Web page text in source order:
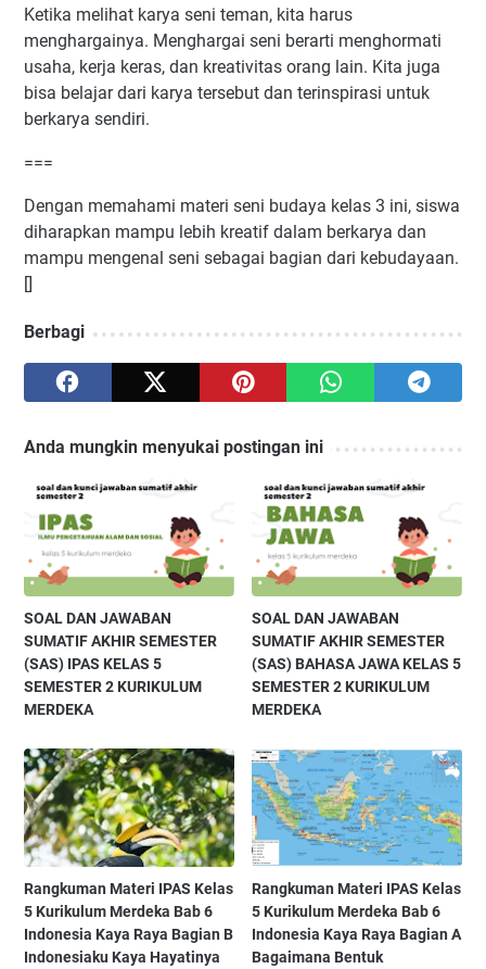
Ketika melihat karya seni teman, kita harus
menghargainya. Menghargai seni berarti menghormati
usaha, kerja keras, dan kreativitas orang lain. Kita juga
bisa belajar dari karya tersebut dan terinspirasi untuk
berkarya sendiri.
===
Dengan memahami materi seni budaya kelas 3 ini, siswa
diharapkan mampu lebih kreatif dalam berkarya dan
mampu mengenal seni sebagai bagian dari kebudayaan.
[]
Berbagi
Anda mungkin menyukai postingan ini
SOAL DAN JAWABAN
SUMATIF AKHIR SEMESTER
(SAS) IPAS KELAS 5
SEMESTER 2 KURIKULUM
MERDEKA
SOAL DAN JAWABAN
SUMATIF AKHIR SEMESTER
(SAS) BAHASA JAWA KELAS 5
SEMESTER 2 KURIKULUM
MERDEKA
Rangkuman Materi IPAS Kelas
5 Kurikulum Merdeka Bab 6
Indonesia Kaya Raya Bagian B
Indonesiaku Kaya Hayatinya
Rangkuman Materi IPAS Kelas
5 Kurikulum Merdeka Bab 6
Indonesia Kaya Raya Bagian A
Bagaimana Bentuk